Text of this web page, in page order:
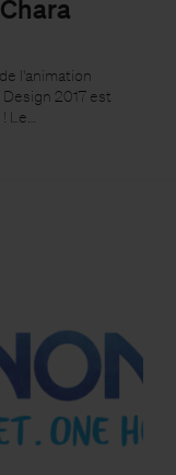
l'animation
2017 est